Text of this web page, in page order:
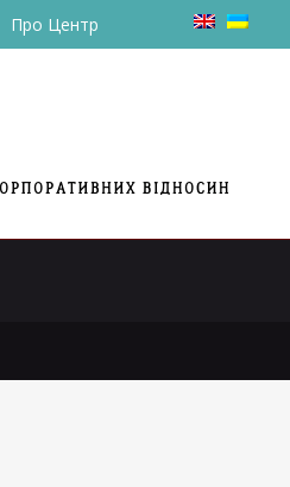
Про Центр